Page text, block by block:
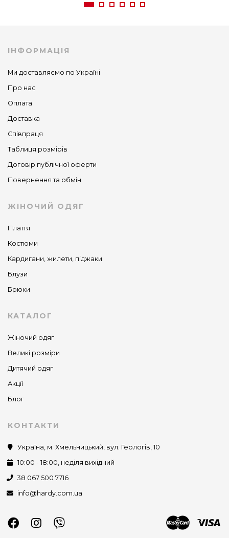
ІНФОРМАЦІЯ
Ми доставляємо по Україні
Про нас
Оплата
Доставка
Співпраця
Таблиця розмірів
Договір публічної оферти
Повернення та обмін
ЖІНОЧИЙ ОДЯГ
Плаття
Костюми
Кардигани, жилети, піджаки
Блузи
Брюки
КАТАЛОГ
Жіночий одяг
Великі розміри
Дитячий одяг
Акції
Блог
КОНТАКТИ
Україна, м. Хмельницький, вул. Геологів, 10
10:00 - 18:00, неділя вихідний
38 067 500 7716
info@hardy.com.ua